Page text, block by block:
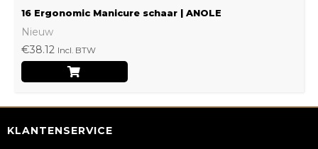
16 Ergonomic Manicure schaar | ANOLE
Nieuw
€38.12 Incl. BTW
KLANTENSERVICE